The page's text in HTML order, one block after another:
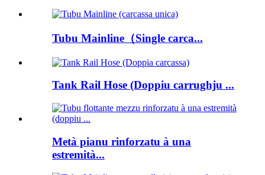
Tubu Mainline（Single carca...
Tank Rail Hose (Doppiu carrughju ...
Metà pianu rinforzatu à una
estremità...